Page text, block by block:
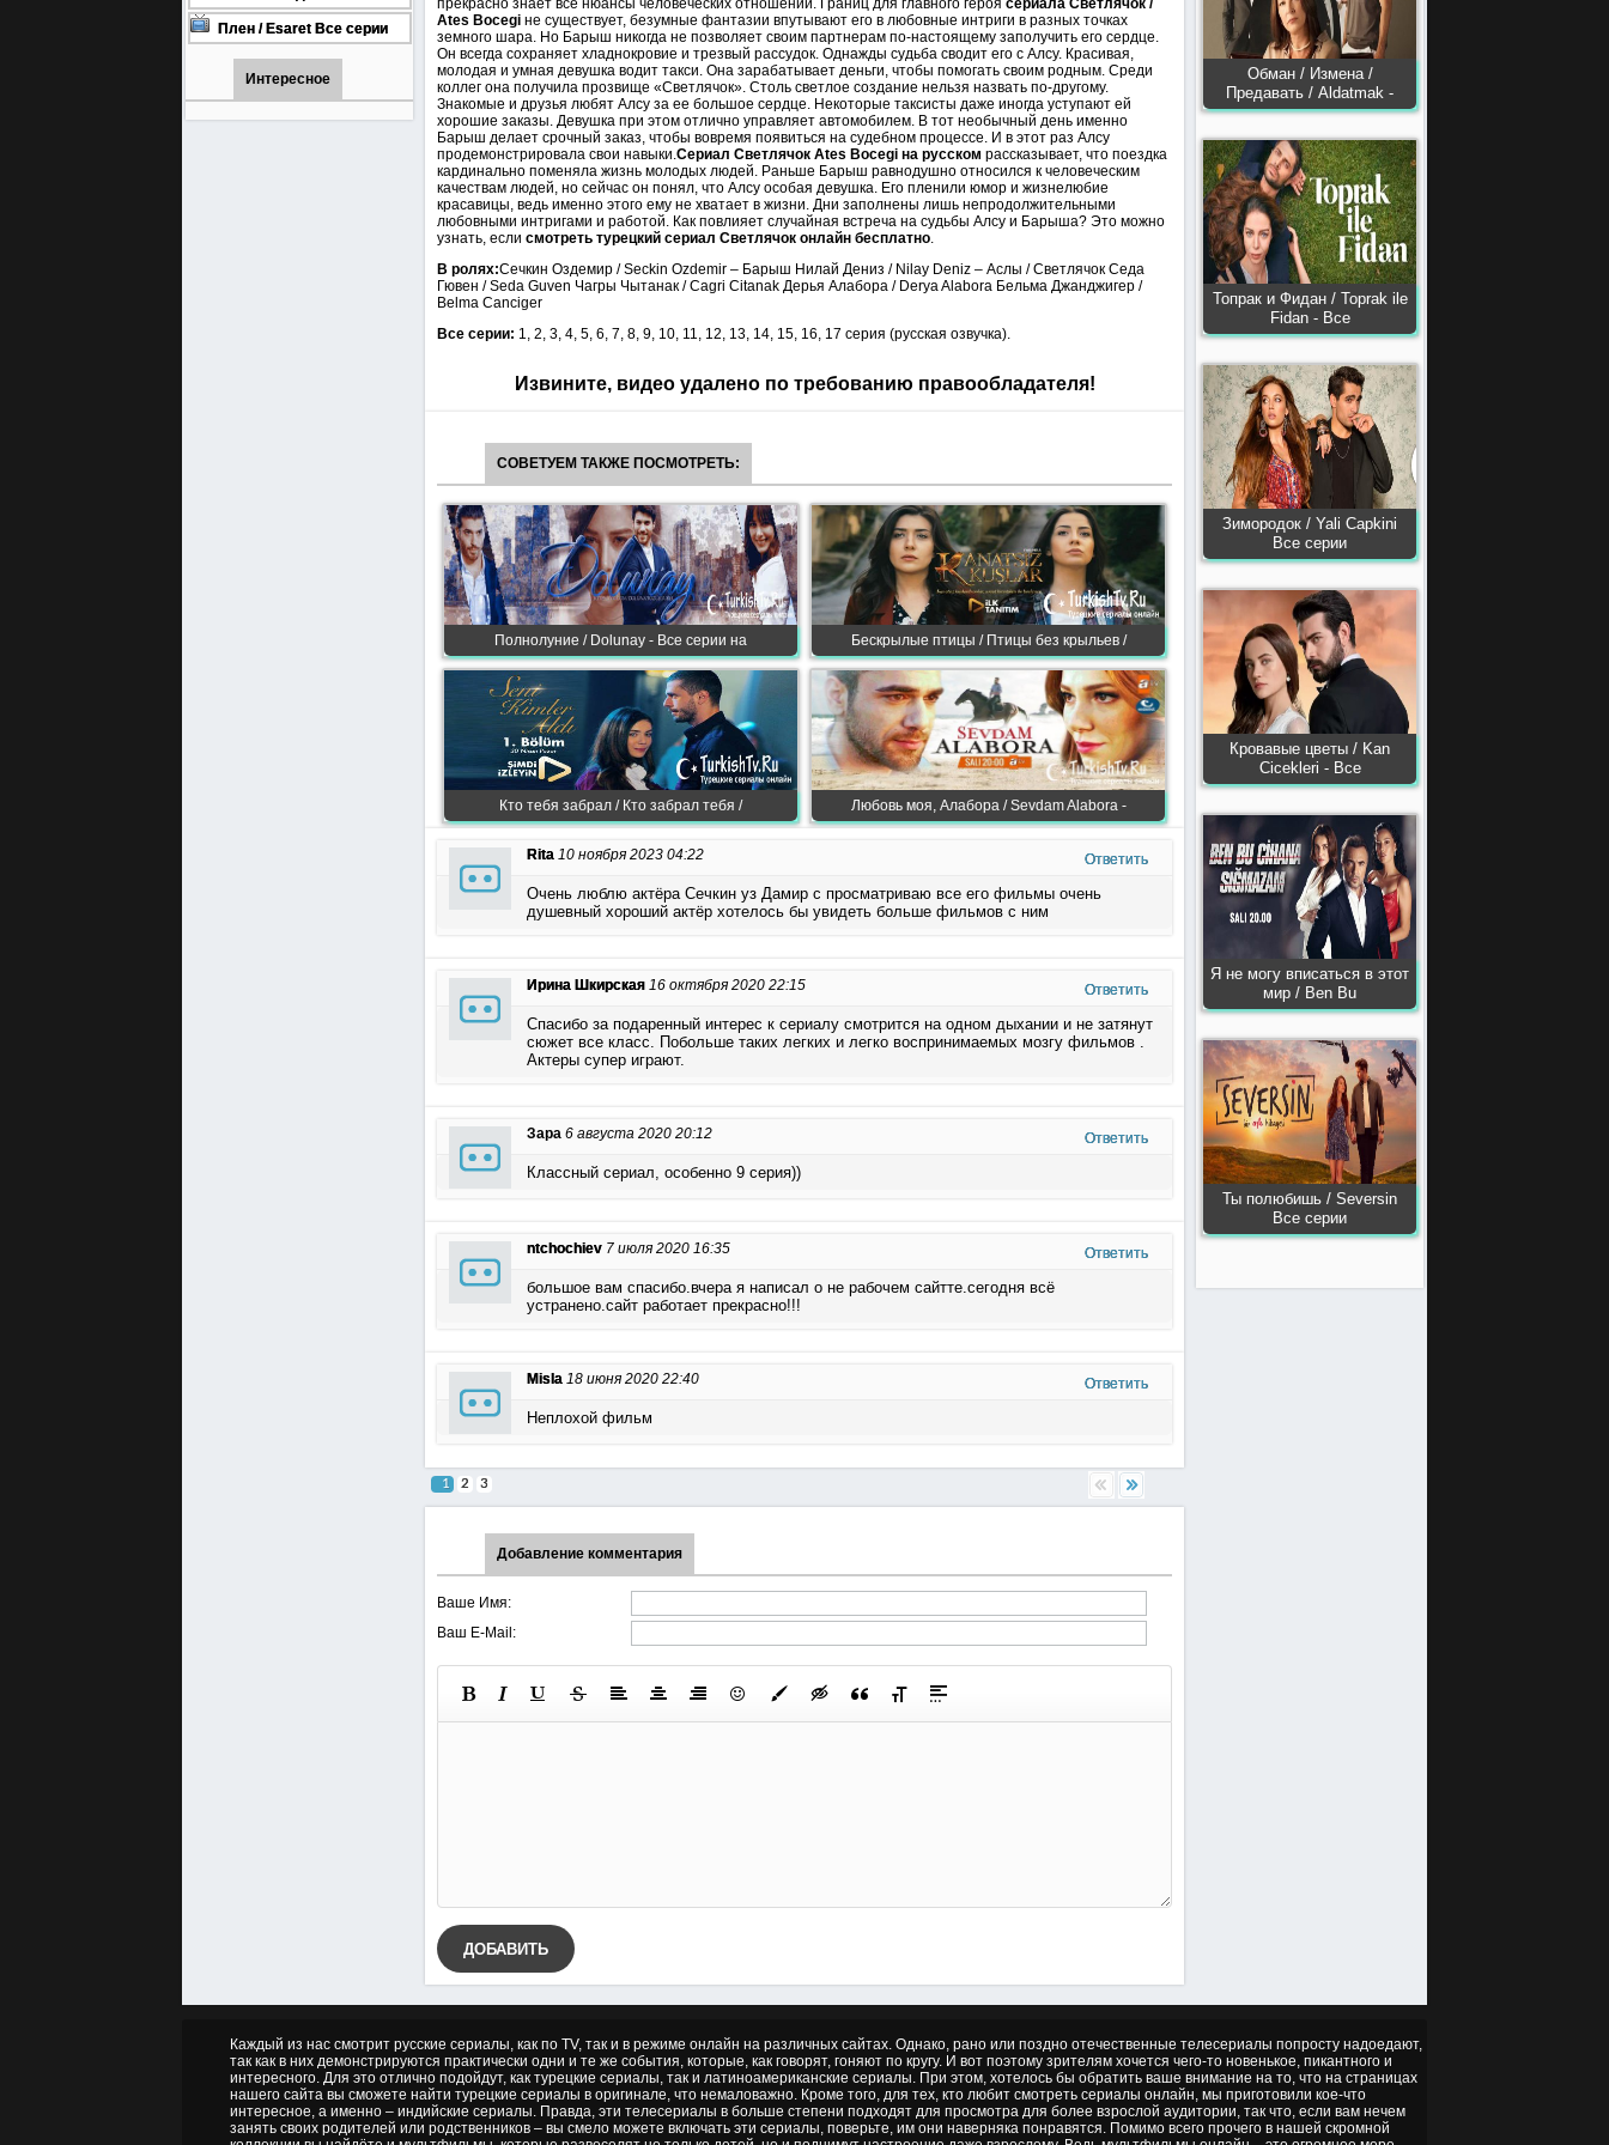
онлайн бесплатно
1001 (Турецкий сериал Все
серии) 1-90 серия
Плен / Esaret Все серии
турецкий сериал смотреть
онлайн на русском языке
Интересное
Обман / Измена /
Предавать / Aldatmak -
Топрак и Фидан / Toprak ile
Fidan - Все
Зимородок / Yali Capkini
Все серии
Кровавые цветы / Kan
Сiсekleri - Все
Я не могу вписаться в этот
мир / Ben Bu
Ты полюбишь / Seversin
Все серии
прекрасно знает все нюансы человеческих отношений. Границ для главного героя сериала Светлячок /
Ates Bocegi не существует, безумные фантазии впутывают его в любовные интриги в разных точках
земного шара. Но Барыш никогда не позволяет своим партнерам по-настоящему заполучить его сердце.
Он всегда сохраняет хладнокровие и трезвый рассудок. Однажды судьба сводит его с Алсу. Красивая,
молодая и умная девушка водит такси. Она зарабатывает деньги, чтобы помогать своим родным. Среди
коллег она получила прозвище «Светлячок». Столь светлое создание нельзя назвать по-другому.
Знакомые и друзья любят Алсу за ее большое сердце. Некоторые таксисты даже иногда уступают ей
хорошие заказы. Девушка при этом отлично управляет автомобилем. В тот необычный день именно
Барыш делает срочный заказ, чтобы вовремя появиться на судебном процессе. И в этот раз Алсу
продемонстрировала свои навыки.Сериал Светлячок Ates Bocegi на русском рассказывает, что поездка
кардинально поменяла жизнь молодых людей. Раньше Барыш равнодушно относился к человеческим
качествам людей, но сейчас он понял, что Алсу особая девушка. Его пленили юмор и жизнелюбие
красавицы, ведь именно этого ему не хватает в жизни. Дни заполнены лишь непродолжительными
любовными интригами и работой. Как повлияет случайная встреча на судьбы Алсу и Барыша? Это можно
узнать, если смотреть турецкий сериал Светлячок онлайн бесплатно.
В ролях:Сечкин Оздемир / Seckin Ozdemir – Барыш Нилай Дениз / Nilay Deniz – Аслы / Светлячок Седа
Гювен / Seda Guven Чагры Чытанак / Cagri Citanak Дерья Алабора / Derya Alabora Бельма Джанджигер /
Belma Canciger
Все серии: 1, 2, 3, 4, 5, 6, 7, 8, 9, 10, 11, 12, 13, 14, 15, 16, 17 серия (русская озвучка).
Извините, видео удалено по требованию правообладателя!
СОВЕТУЕМ ТАКЖЕ ПОСМОТРЕТЬ:
Полнолуние / Dolunay - Все серии на Бескрылые птицы / Птицы без крыльев /
Кто тебя забрал / Кто забрал тебя / Любовь моя, Алабора / Sevdam Alabora -
Rita 10 ноября 2023 04:22 Ответить
Очень люблю актёра Сечкин уз Дамир с просматриваю все его фильмы очень
душевный хороший актёр хотелось бы увидеть больше фильмов с ним
Ирина Шкирская 16 октября 2020 22:15 Ответить
Спасибо за подаренный интерес к сериалу смотрится на одном дыхании и не затянут
сюжет все класс. Побольше таких легких и легко воспринимаемых мозгу фильмов .
Актеры супер играют.
Зара 6 августа 2020 20:12 Ответить
Классный сериал, особенно 9 серия))
ntchochiev 7 июля 2020 16:35 Ответить
большое вам спасибо.вчера я написал о не рабочем сайтте.сегодня всё
устранено.сайт работает прекрасно!!!
Misla 18 июня 2020 22:40 Ответить
Неплохой фильм
1 2 3
Добавление комментария
Ваше Имя:
Ваш E-Mail:
ДОБАВИТЬ
Каждый из нас смотрит русские сериалы, как по TV, так и в режиме онлайн на различных сайтах. Однако, рано или поздно отечественные телесериалы попросту надоедают,
так как в них демонстрируются практически одни и те же события, которые, как говорят, гоняют по кругу. И вот поэтому зрителям хочется чего-то новенькое, пикантного и
интересного. Для это отлично подойдут, как турецкие сериалы, так и латиноамериканские сериалы. При этом, хотелось бы обратить ваше внимание на то, что на страницах
нашего сайта вы сможете найти турецкие сериалы в оригинале, что немаловажно. Кроме того, для тех, кто любит смотреть сериалы онлайн, мы приготовили кое-что
интересное, а именно – индийские сериалы. Правда, эти телесериалы в больше степени подходят для просмотра для более взрослой аудитории, так что, если вам нечем
занять своих родителей или родственников – вы смело можете включать эти сериалы, поверьте, им они наверняка понравятся. Помимо всего прочего в нашей скромной